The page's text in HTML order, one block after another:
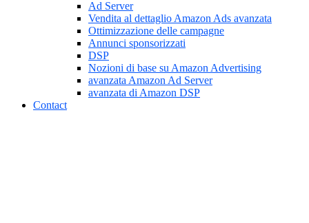
Ad Server
Vendita al dettaglio Amazon Ads avanzata
Ottimizzazione delle campagne
Annunci sponsorizzati
DSP
Nozioni di base su Amazon Advertising
avanzata Amazon Ad Server
avanzata di Amazon DSP
Contact